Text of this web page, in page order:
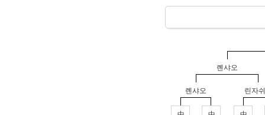
롄샤오
롄샤오 린자